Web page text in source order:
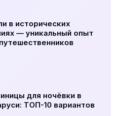
в исторических
— уникальный опыт
для ночёвки в
ТОП-10 вариантов